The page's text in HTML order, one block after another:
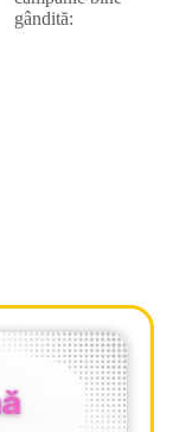
gândită: